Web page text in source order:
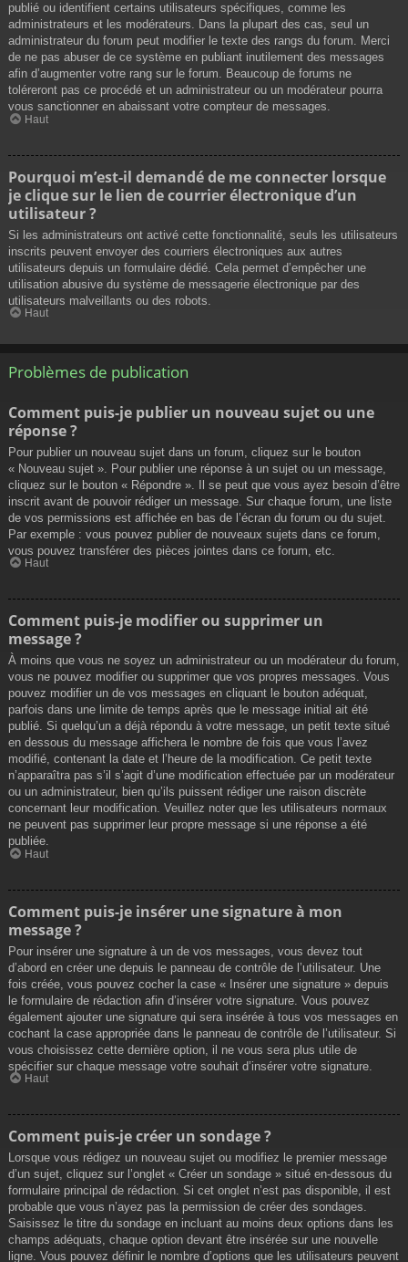
publié ou identifient certains utilisateurs spécifiques, comme les
administrateurs et les modérateurs. Dans la plupart des cas, seul un
administrateur du forum peut modifier le texte des rangs du forum. Merci
de ne pas abuser de ce système en publiant inutilement des messages
afin d’augmenter votre rang sur le forum. Beaucoup de forums ne
toléreront pas ce procédé et un administrateur ou un modérateur pourra
vous sanctionner en abaissant votre compteur de messages.
Haut
Pourquoi m’est-il demandé de me connecter lorsque
je clique sur le lien de courrier électronique d’un
utilisateur ?
Si les administrateurs ont activé cette fonctionnalité, seuls les utilisateurs
inscrits peuvent envoyer des courriers électroniques aux autres
utilisateurs depuis un formulaire dédié. Cela permet d’empêcher une
utilisation abusive du système de messagerie électronique par des
utilisateurs malveillants ou des robots.
Haut
Problèmes de publication
Comment puis-je publier un nouveau sujet ou une
réponse ?
Pour publier un nouveau sujet dans un forum, cliquez sur le bouton
« Nouveau sujet ». Pour publier une réponse à un sujet ou un message,
cliquez sur le bouton « Répondre ». Il se peut que vous ayez besoin d’être
inscrit avant de pouvoir rédiger un message. Sur chaque forum, une liste
de vos permissions est affichée en bas de l’écran du forum ou du sujet.
Par exemple : vous pouvez publier de nouveaux sujets dans ce forum,
vous pouvez transférer des pièces jointes dans ce forum, etc.
Haut
Comment puis-je modifier ou supprimer un
message ?
À moins que vous ne soyez un administrateur ou un modérateur du forum,
vous ne pouvez modifier ou supprimer que vos propres messages. Vous
pouvez modifier un de vos messages en cliquant le bouton adéquat,
parfois dans une limite de temps après que le message initial ait été
publié. Si quelqu’un a déjà répondu à votre message, un petit texte situé
en dessous du message affichera le nombre de fois que vous l’avez
modifié, contenant la date et l’heure de la modification. Ce petit texte
n’apparaîtra pas s’il s’agit d’une modification effectuée par un modérateur
ou un administrateur, bien qu’ils puissent rédiger une raison discrète
concernant leur modification. Veuillez noter que les utilisateurs normaux
ne peuvent pas supprimer leur propre message si une réponse a été
publiée.
Haut
Comment puis-je insérer une signature à mon
message ?
Pour insérer une signature à un de vos messages, vous devez tout
d’abord en créer une depuis le panneau de contrôle de l’utilisateur. Une
fois créée, vous pouvez cocher la case « Insérer une signature » depuis
le formulaire de rédaction afin d’insérer votre signature. Vous pouvez
également ajouter une signature qui sera insérée à tous vos messages en
cochant la case appropriée dans le panneau de contrôle de l’utilisateur. Si
vous choisissez cette dernière option, il ne vous sera plus utile de
spécifier sur chaque message votre souhait d’insérer votre signature.
Haut
Comment puis-je créer un sondage ?
Lorsque vous rédigez un nouveau sujet ou modifiez le premier message
d’un sujet, cliquez sur l’onglet « Créer un sondage » situé en-dessous du
formulaire principal de rédaction. Si cet onglet n’est pas disponible, il est
probable que vous n’ayez pas la permission de créer des sondages.
Saisissez le titre du sondage en incluant au moins deux options dans les
champs adéquats, chaque option devant être insérée sur une nouvelle
ligne. Vous pouvez définir le nombre d’options que les utilisateurs peuvent